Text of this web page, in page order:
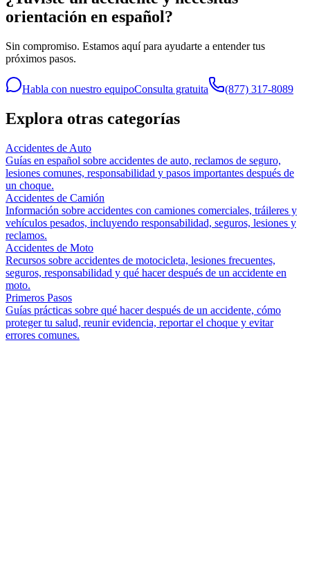
orientación en español?
Sin compromiso. Estamos aquí para ayudarte a entender tus
próximos pasos.
Habla con nuestro equipoConsulta gratuita (877) 317-8089
Explora otras categorías
Accidentes de Auto
Guías en español sobre accidentes de auto, reclamos de seguro,
lesiones comunes, responsabilidad y pasos importantes después de
un choque.
Accidentes de Camión
Información sobre accidentes con camiones comerciales, tráileres y
vehículos pesados, incluyendo responsabilidad, seguros, lesiones y
reclamos.
Accidentes de Moto
Recursos sobre accidentes de motocicleta, lesiones frecuentes,
seguros, responsabilidad y qué hacer después de un accidente en
moto.
Primeros Pasos
Guías prácticas sobre qué hacer después de un accidente, cómo
proteger tu salud, reunir evidencia, reportar el choque y evitar
errores comunes.